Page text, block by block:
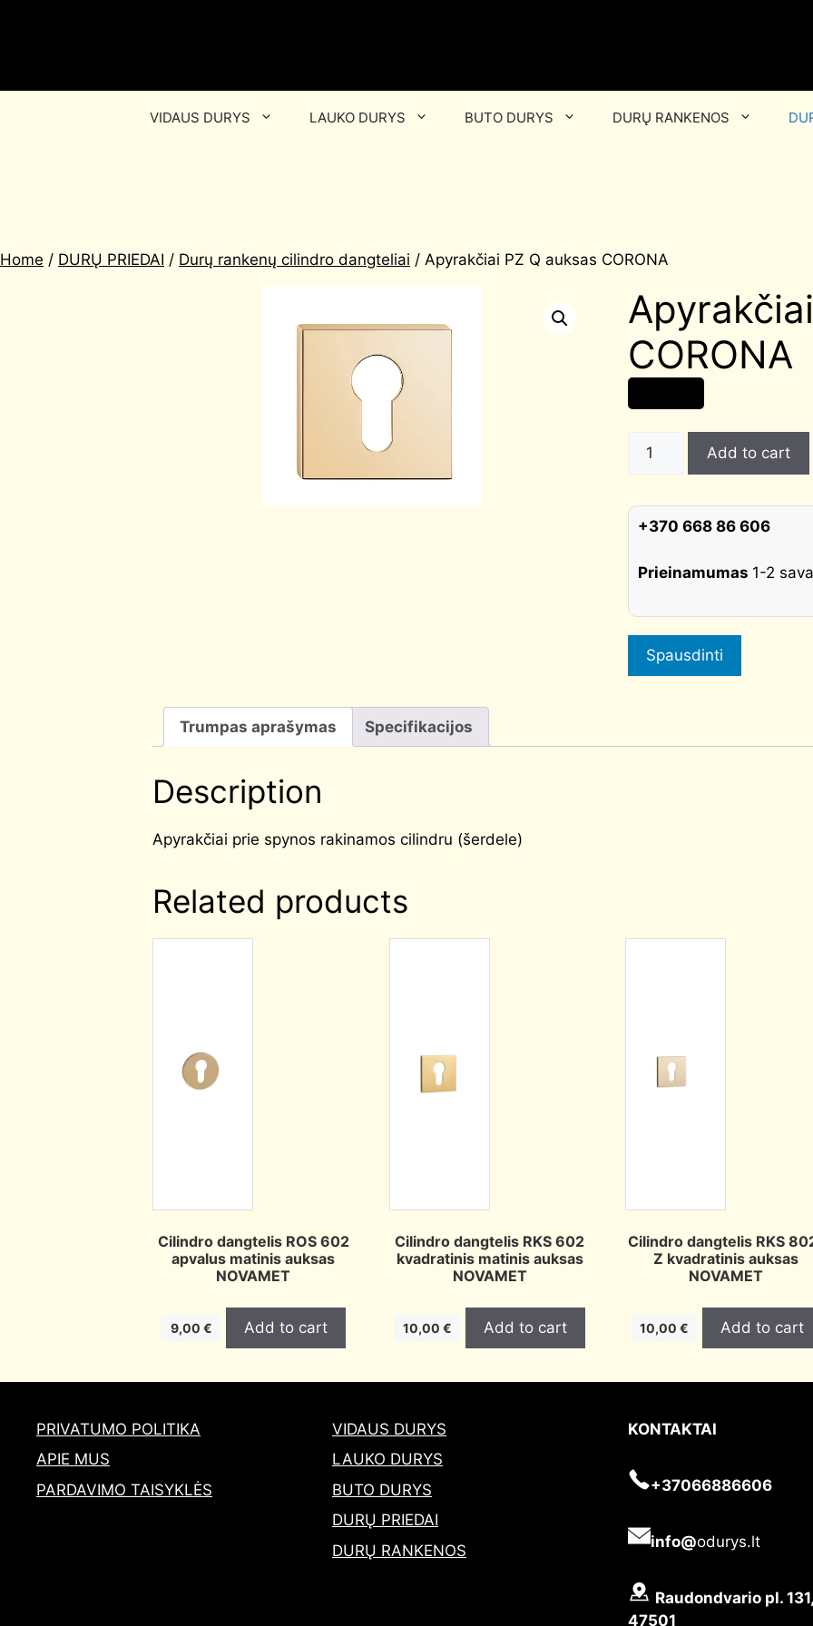
VIDAUS DURYS LAUKO DURYS BUTO DURYS DURŲ RANKENOS
Home / DURŲ PRIEDAI / Durų rankenų cilindro dangteliai / Apyrakčiai PZ Q auksas CORONA
CORONA
Apyrakčiai
auksas
CORONA
Add to cart
+370 668 86 606
Prieinamumas 1-2
Spausdinti
Trumpas aprašymas Specifikacijos
Description
Apyrakčiai prie spynos rakinamos cilindru (šerdele)
Related products
Cilindro dangtelis ROS 602
apvalus matinis auksas
NOVAMET
9,00 € Add to cart
Cilindro dangtelis RKS 602
kvadratinis matinis auksas
NOVAMET
10,00€ Add to cart
Cilindro dangtelis RKS
Z kvadratinis auksas
NOVAMET
10,00 € Add to cart
PRIVATUMO POLITIKA
APIE MUS
PARDAVIMO TAISYKLĖS
VIDAUS DURYS
LAUKO DURYS
BUTO DURYS
DURŲ PRIEDAI
DURŲ RANKENOS
KONTAKTAI
+37066886606
info@odurys.lt
Raudondvario pl.
47501